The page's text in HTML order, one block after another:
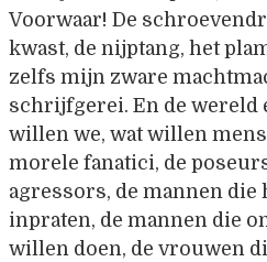
Voorwaar! De
kwast, de nijptang, het
zelfs mijn zware
schrijfgerei. En de wereld
willen we, wat willen
morele fanatici, de
agressors, de mannen die
inpraten, de mannen die
willen doen, de vrouwen